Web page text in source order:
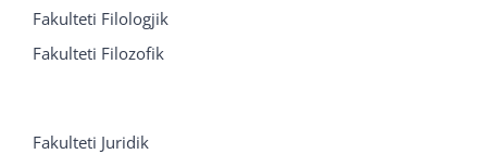
Fakulteti Filologjik
Fakulteti Filozofik
Fakulteti Juridik